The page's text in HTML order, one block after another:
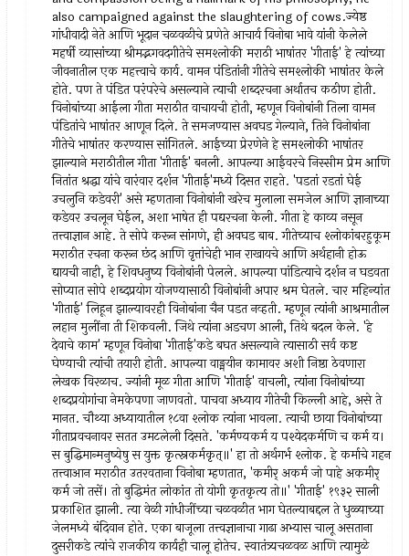
also campaigned against the slaughtering of cows.ज्येष्ठ
गांधीवादी नेते आणि भूदान चळवळीचे प्रणेते आचार्य विनोबा भावे यांनी केलेले
महर्षी व्यासांच्या श्रीमद्भगवदगीतेचे समश्लोकी मराठी भाषांतर 'गीताई' हे त्यांच्या
जीवनातील एक महत्त्वाचे कार्य. वामन पंडितांनी गीतेचे समश्लोकी भाषांतर केले
होते. पण ते पंडित परंपरेचे असल्याने त्याची शब्दरचना अर्थातच कठीण होती.
विनोबांच्या आईला गीता मराठीत वाचायची होती, म्हणून विनोबांनी तिला वामन
पंडितांचे भाषांतर आणून दिले. ते समजण्यास अवघड गेल्याने, तिने विनोबांना
गीतेचे भाषांतर करण्यास सांगितले. आईच्या प्रेरणेने हे समश्लोकी भाषांतर
झाल्याने मराठीतील गीता 'गीताई' बनली. आपल्या आईवरचे निस्सीम प्रेम आणि
नितांत श्रद्धा यांचे वारंवार दर्शन 'गीताई'मध्ये दिसत राहते. 'पडतां रडतां घेई
उचलुनि कडेवरी' असे म्हणताना विनोबांनी खरेच मुलाला समजेल आणि ज्ञानाच्या
कडेवर उचलून घेईल, अशा भाषेत ही पद्यरचना केली. गीता हे काव्य नसून
तत्त्वाज्ञान आहे. ते सोपे करून सांगणे, ही अवघड बाब. गीतेच्याच श्लोकांबरहुकूम
मराठीत रचना करून छंद आणि वृत्तांचेही भान राखायचे आणि अर्थहानी होऊ
द्यायची नाही, हे शिवधनुष्य विनोबांनी पेलले. आपल्या पांडित्याचे दर्शन न घडवता
सोप्यात सोपे शब्दप्रयोग योजण्यासाठी विनोबांनी अपार श्रम घेतले. चार महिन्यांत
'गीताई' लिहून झाल्यावरही विनोबांना चैन पडत नव्हती. म्हणून त्यांनी आश्रमातील
लहान मुलींना ती शिकवली. जिथे त्यांना अडचण आली, तिथे बदल केले. 'हे
देवाचे काम' म्हणून विनोबा 'गीताई'कडे बघत असल्याने त्यासाठी सर्व कष्ट
घेण्याची त्यांची तयारी होती. आपल्या वाङ्मयीन कामावर अशी निष्ठा ठेवणारा
लेखक विरळाच. ज्यांनी मूळ गीता आणि 'गीताई' वाचली, त्यांना विनोबांच्या
शब्दप्रयोगांचा नेमकेपणा जाणवतो. पाचवा अध्याय गीतेची किल्ली आहे, असे ते
मानत. चौथ्या अध्यायातील १८वा श्लोक त्यांना भावला. त्याची छाया विनोबांच्या
गीताप्रवचनावर सतत उमटलेली दिसते. 'कर्मण्यकर्म य पश्येदकर्मणि च कर्म य।
स बुद्धिमान्मनुष्येषु स युक्त कृत्स्नकर्मकृत्॥' हा तो अर्थगर्भ श्लोक. हे कर्माचे गहन
तत्त्वाआन मराठीत उतरवताना विनोबा म्हणतात, 'कमीर् अकर्म जो पाहे अकमीर्
कर्म जो तसें। तो बुद्धिमंत लोकांत तो योगी कृतकृत्य तो॥' 'गीताई' १९३२ साली
प्रकाशित झाली. त्या वेळी गांधीजींच्या चळवळीत भाग घेतल्याबद्दल ते धुळ्याच्या
जेलमध्ये बंदिवान होते. एका बाजूला तत्त्वज्ञानाचा गाढा अभ्यास चालू असताना
दुसरीकडे त्यांचे राजकीय कार्यही चालू होतेच. स्वातंत्र्यचळवळ आणि त्यामुळे